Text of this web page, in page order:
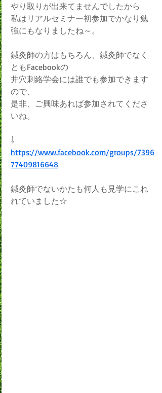
やり取りが出来てませんでしたから
私はリアルセミナー初参加でかなり勉
強にもなりましたね～。
鍼灸師の方はもちろん、鍼灸師でなく
ともFacebookの
井穴刺絡学会には誰でも参加できます
ので、
是非、ご興味あれば参加されてくださ
いね。
⇩
https://www.facebook.com/groups/7396
77409816648
鍼灸師でないかたも何人も見学にこれ
れていました☆